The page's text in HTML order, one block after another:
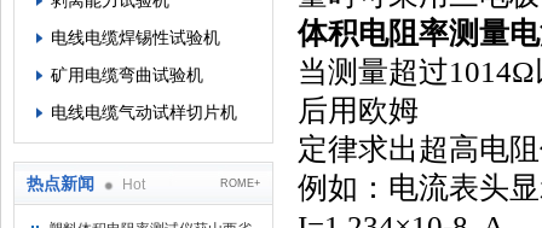
电线电缆焊锡性试验机
矿用电缆弯曲试验机
电线电缆气动试样切片机
热点新闻 Hot ROME+
体积电阻率测量
当测量超过
后用欧姆
定律求出超高电
例如：电流表头